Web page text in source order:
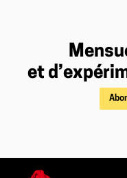
et